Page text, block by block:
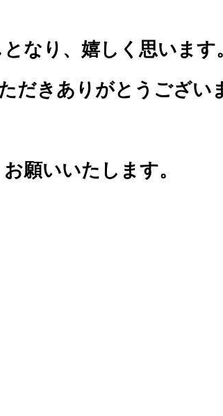
なり、嬉しく思います
だきありがとうござい
願いいたします。